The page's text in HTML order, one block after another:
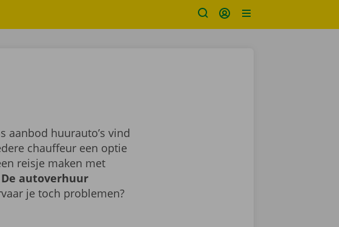
aanbod huurauto’s vind
chauffeur een optie
reisje maken met
De autoverhuur
je toch problemen?